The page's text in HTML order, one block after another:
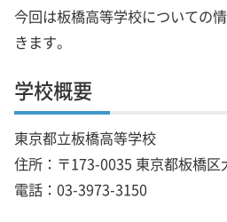
今回は板橋高等学校についての
きます。
学校概要
東京都立板橋高等学校
住所：〒173-0035 東京都板橋区
電話：03-3973-3150